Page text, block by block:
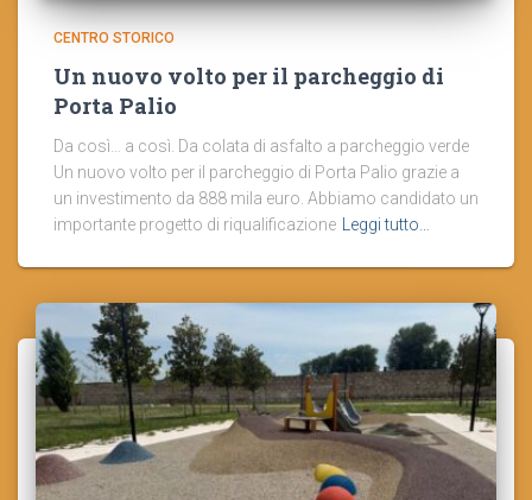
CENTRO STORICO
Un nuovo volto per il parcheggio di
Porta Palio
Da così… a così. Da colata di asfalto a parcheggio verde
Un nuovo volto per il parcheggio di Porta Palio grazie a
un investimento da 888 mila euro. Abbiamo candidato un
importante progetto di riqualificazione Leggi tutto…